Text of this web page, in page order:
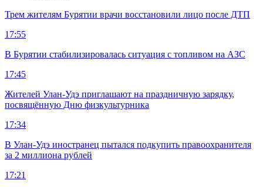
Трем жителям Бурятии врачи восстановили лицо после ДТП
17:55
В Бурятии стабилизировалась ситуация с топливом на АЗС
17:45
Жителей Улан-Удэ приглашают на праздничную зарядку,
посвящённую Дню физкультурника
17:34
В Улан-Удэ иностранец пытался подкупить правоохранителя
за 2 миллиона рублей
17:21